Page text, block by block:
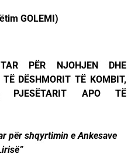
GOLEMI)
PËR NJOHJEN DHE
DËSHMORIT TË KOMBIT,
PJESËTARIT APO TË
për shqyrtimin e Ankesave